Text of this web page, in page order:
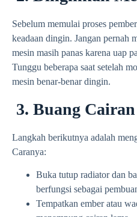
Sebelum memulai proses
keadaan dingin. Jangan pernah
mesin masih panas karena uap
Tunggu beberapa saat setelah
mesin benar-benar dingin.
3. Buang
Langkah berikutnya adalah
Caranya:
Buka tutup radiator dan
berfungsi sebagai
Tempatkan ember atau